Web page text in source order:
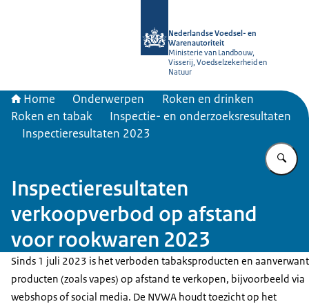
Nederlandse Voedsel- en
Warenautoriteit
Ministerie van Landbouw,
Visserij, Voedselzekerheid en
Natuur
Home Onderwerpen
Roken en drinken
Roken en tabak
Inspectie- en onderzoeksresultaten
Inspectieresultaten 2023
Inspectieresultaten
verkoopverbod op afstand
voor rookwaren 2023
Sinds 1 juli 2023 is het verboden tabaksproducten en
producten (zoals vapes) op afstand te verkopen, bijvoorbeeld via
webshops of social media. De NVWA houdt toezicht op het